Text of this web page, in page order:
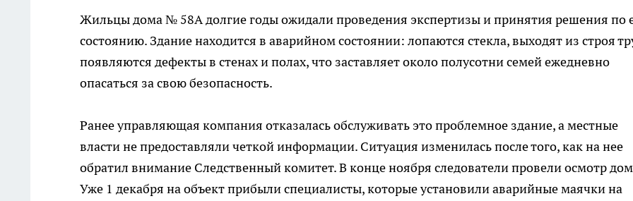
Жильцы дома № 58А долгие годы ожидали проведения экспертизы и принятия решения по
состоянию. Здание находится в аварийном состоянии: лопаются стекла, выходят из строя
появляются дефекты в стенах и полах, что заставляет около полусотни семей ежедневно
опасаться за свою безопасность.
Ранее управляющая компания отказалась обслуживать это проблемное здание, а местные
власти не предоставляли четкой информации. Ситуация изменилась после того, как на нее
обратил внимание Следственный комитет. В конце ноября следователи провели осмотр
Уже 1 декабря на объект прибыли специалисты, которые установили аварийные маячки на